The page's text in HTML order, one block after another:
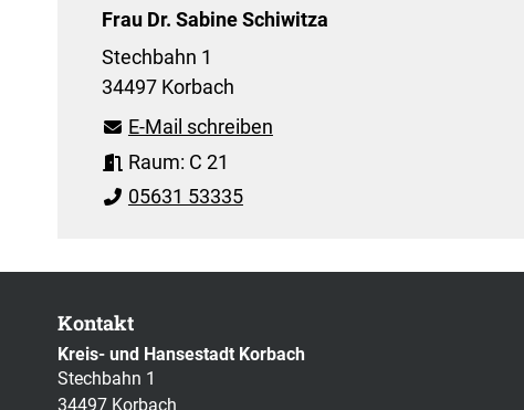
Frau Dr. Sabine Schiwitza
Stechbahn 1
34497 Korbach
E-Mail schreiben
Raum: C 21
05631 53335
Kontakt
Kreis- und Hansestadt Korbach
Stechbahn 1
34497 Korbach